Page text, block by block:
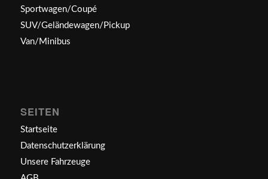
Sportwagen/Coupé
SUV/Geländewagen/Pickup
Van/Minibus
SEITEN
Startseite
Datenschutzerklärung
Unsere Fahrzeuge